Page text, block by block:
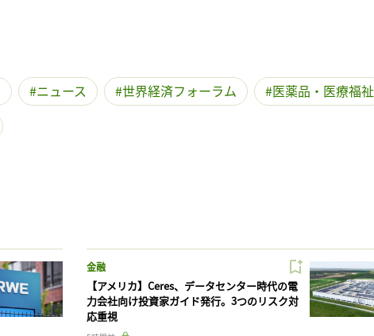
ニュース 世界経済フォーラム
医薬品・医療福祉
金融
【アメリカ】Ceres、データセンター時代の電
力会社向け投資家ガイド発行。3つのリスク対
応重視